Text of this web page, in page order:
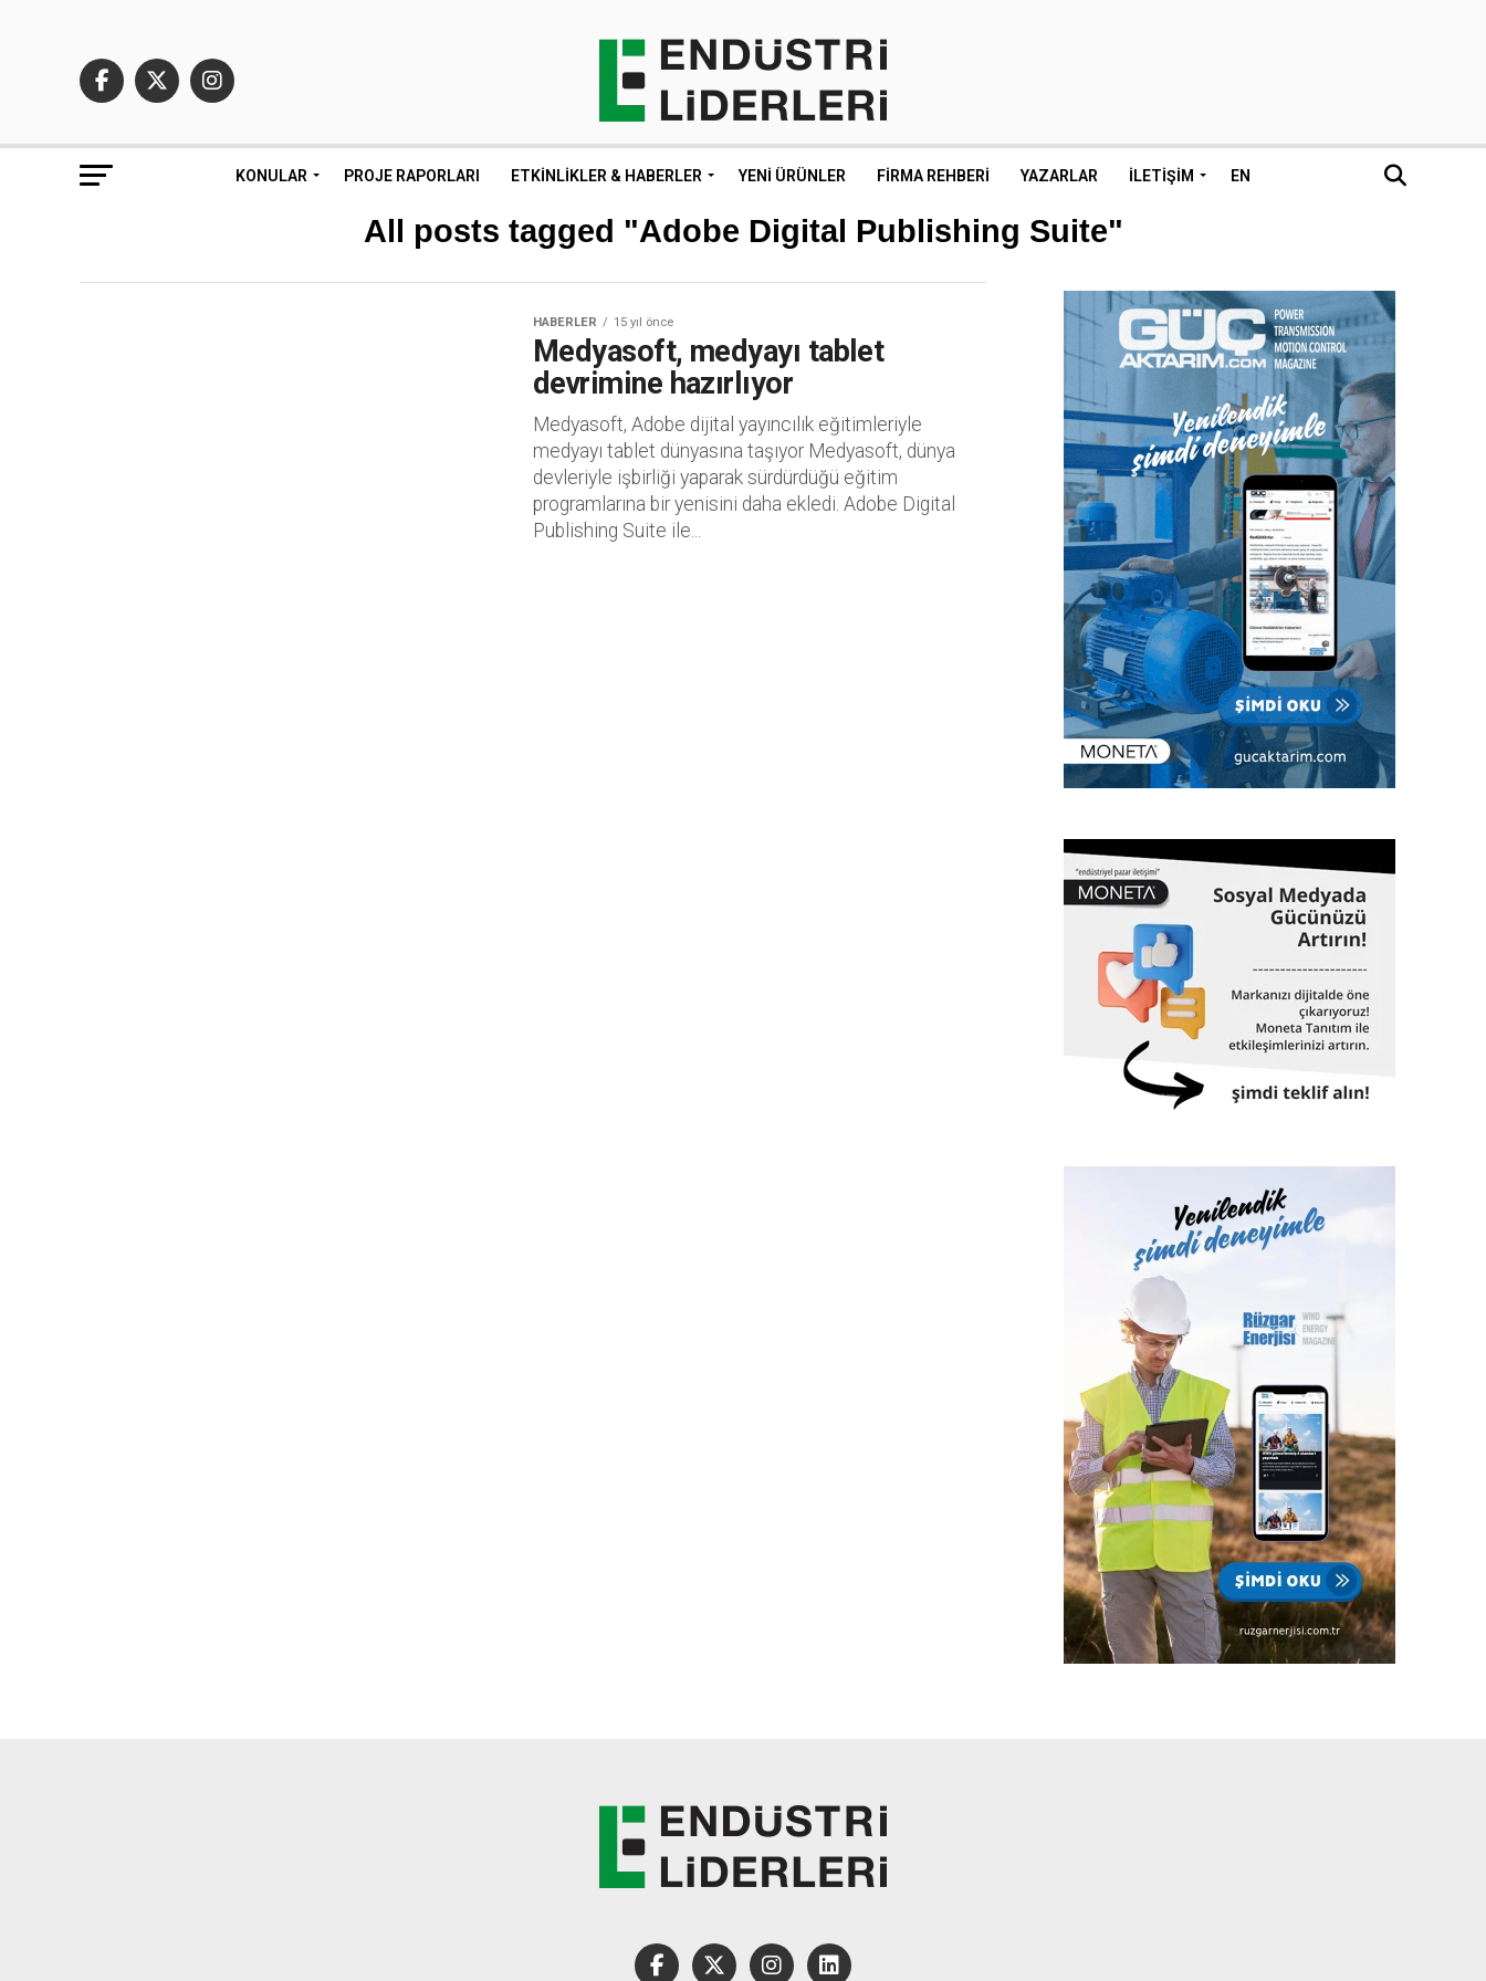
KONULAR PROJE RAPORLARI ETKINLIKLER & HABERLER YENI ÜRÜNLER FIRMA REHBERI YAZARLAR İLETIŞIM EN
All posts tagged "Adobe Digital Publishing Suite"
HABERLER 15 yıl önce
Medyasoft, medyayı tablet
devrimine hazırlıyor
Medyasoft, Adobe dijital yayıncılık eğitimleriyle
medyayı tablet dünyasına taşıyor Medyasoft, dünya
devleriyle işbirliği yaparak sürdürdüğü eğitim
programlarına bir yenisini daha ekledi. Adobe Digital
Publishing Suite ile...